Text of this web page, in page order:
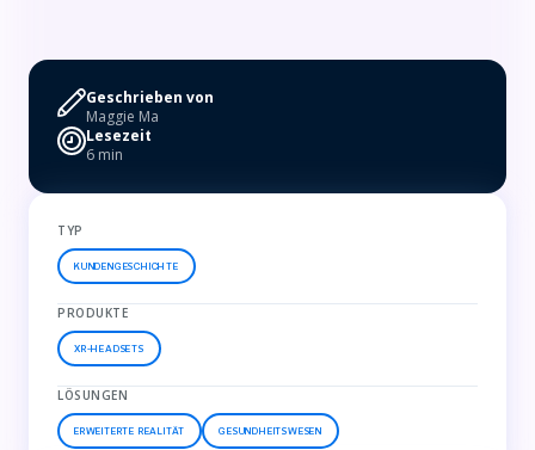
Geschrieben von
Maggie Ma
Lesezeit
6 min
TYP
KUNDENGESCHICHTE
PRODUKTE
XR-HEADSETS
LÖSUNGEN
ERWEITERTE REALITÄT GESUNDHEITSWESEN